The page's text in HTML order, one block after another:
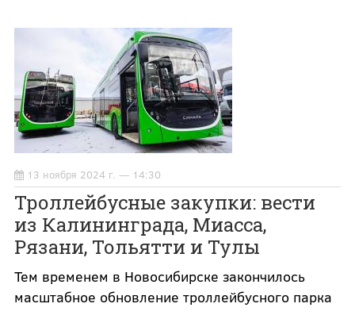
13 ноября 2024 г. — 14:30
Троллейбусные закупки: вести
из Калининграда, Миасса,
Рязани, Тольятти и Тулы
Тем временем в Новосибирске закончилось
масштабное обновление троллейбусного парка